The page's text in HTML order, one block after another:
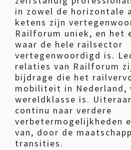
in zowel de horizontale
ketens zijn
Railforum uniek, en het
waar de hele railsector
vertegenwoordigd is.
relaties van Railforum
bijdrage die het
mobiliteit in Nederland,
wereldklasse is.
continu naar verdere
verbetermogelijkheden
van, door de
transities.